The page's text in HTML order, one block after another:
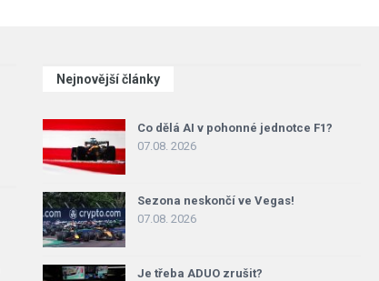
Nejnovější články
Co dělá AI v pohonné jednotce F1?
07.08. 2026
Sezona neskončí ve Vegas!
07.08. 2026
Je třeba ADUO zrušit?